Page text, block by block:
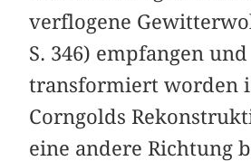
verflogene
S. 346) empfangen und
transformiert worden
Corngolds
eine andere Richtung